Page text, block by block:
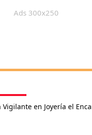
Ads 300x250
Vigilante en Joyería el